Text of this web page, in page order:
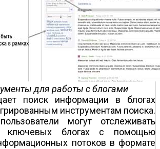
для работы с блогами
поиск информации в блогах
инструментам поиска.
могут отслеживать
ключевых блогах с помощью
потоков в формате